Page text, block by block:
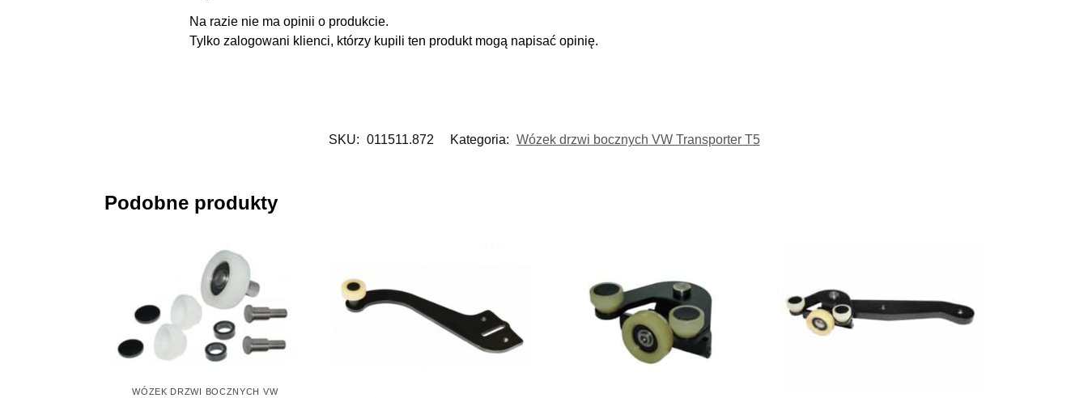
Na razie nie ma opinii o produkcie.
Tylko zalogowani klienci, którzy kupili ten produkt mogą napisać opinię.
SKU: 011511.872 Kategoria: Wózek drzwi bocznych VW Transporter T5
Podobne produkty
WÓZEK DRZWI BOCZNYCH VW